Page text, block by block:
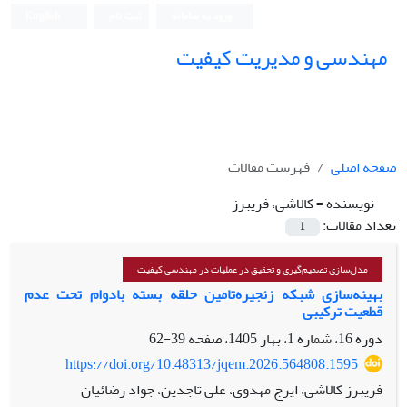
مهندسی و مدیریت کیفیت
صفحه اصلی
فهرست مقالات
نویسنده =کالاشی، فریبرز
تعداد مقالات:
1
مدل‌سازی تصمیم‌گیری و تحقیق در عملیات در مهندسی کیفیت
بهینه‌سازی شبکه زنجیره‌تامین حلقه بسته بادوام تحت عدم
قطعیت ترکیبی
دوره 16، شماره 1، بهار 1405، صفحه
39-62
https://doi.org/10.48313/jqem.2026.564808.1595
فریبرز کالاشی، ایرج مهدوی، علی تاجدین، جواد رضائیان